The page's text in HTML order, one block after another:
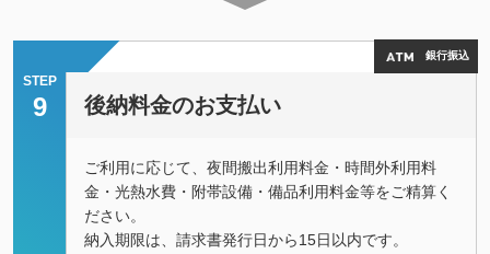
STEP
9
銀行振込
後納料金のお支払い
ご利用に応じて、夜間搬出利用料金・時間外利用料
金・光熱水費・附帯設備・備品利用料金等をご精算く
ださい。
納入期限は、請求書発行日から15日以内です。